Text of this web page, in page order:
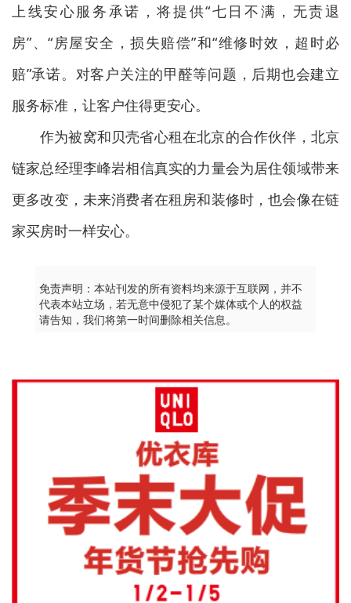
上线安心服务承诺，将提供“七日不满，无责退
房”、“房屋安全，损失赔偿”和“维修时效，超时必
赔”承诺。对客户关注的甲醛等问题，后期也会建立
服务标准，让客户住得更安心。
作为被窝和贝壳省心租在北京的合作伙伴，北京
链家总经理李峰岩相信真实的力量会为居住领域带来
更多改变，未来消费者在租房和装修时，也会像在链
家买房时一样安心。
免责声明：本站刊发的所有资料均来源于互联网，并不
代表本站立场，若无意中侵犯了某个媒体或个人的权益
请告知，我们将第一时间删除相关信息。